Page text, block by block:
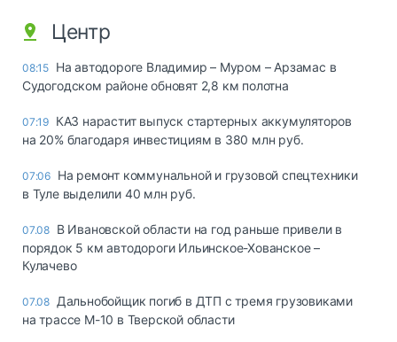
Центр
08:15 На автодороге Владимир – Муром – Арзамас в
Судогодском районе обновят 2,8 км полотна
07:19 КАЗ нарастит выпуск стартерных аккумуляторов
на 20% благодаря инвестициям в 380 млн руб.
07:06 На ремонт коммунальной и грузовой спецтехники
в Туле выделили 40 млн руб.
07.08 В Ивановской области на год раньше привели в
порядок 5 км автодороги Ильинское-Хованское –
Кулачево
07.08 Дальнобойщик погиб в ДТП с тремя грузовиками
на трассе М-10 в Тверской области